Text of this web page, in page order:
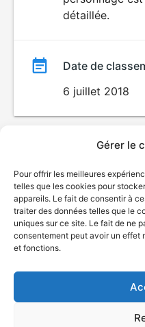
Gérer le
Pour offrir les meilleures
telles que les cookies pour
appareils. Le fait de consentir à
traiter des données telles que le
uniques sur ce site. Le fait de ne
consentement peut avoir un effet
et fonctions.
détaillée.
Date de
6 juillet 2018
©
Accès